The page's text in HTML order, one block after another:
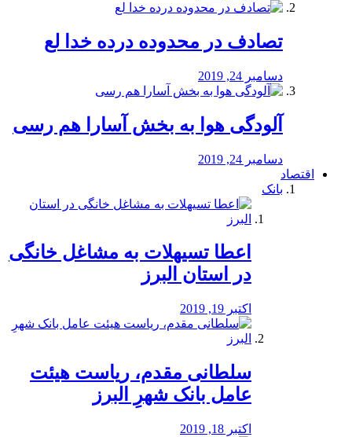
تصادف در محدوده درده خدا لع
دسامبر 24, 2019
آلودگی هوا به بخش آسارا هم رسی
دسامبر 24, 2019
اقتصاد
بانک
️اعطا تسیهلات به مشاغل خانگی
در استان البرز
اکتبر 19, 2019
سلطانی مقدم، ریاست هیئت
عامل بانک شهرِ البرز
اکتبر 18, 2019